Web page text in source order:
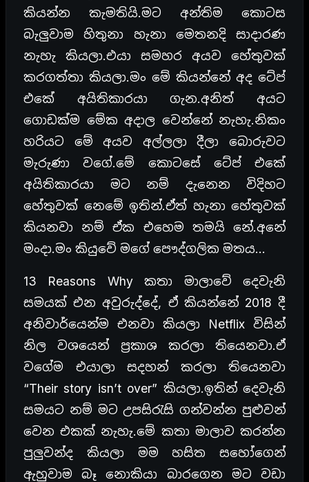
කියන්න කැමතියි.මට අන්තිම කොටස
බැලුවාම හිතුනා හැනා මෙතනදි සාදාරණ
නැහැ කියලා.එයා සමහර අයව හේතුවක්
කරගත්තා කියලා.මං මේ කියන්නේ අද ටේප්
එකේ අයිතිකාරයා ගැන.අනිත් අයට
ගොඩක්ම මේක අදාල වෙන්නේ නැහැ.නිකං
හරියට මේ අයව අල්ලලා දීලා බොරුවට
මැරුණා වගේ.මේ කොටසේ ටේප් එකේ
අයිතිකාරයා මට නම් දැනෙන විදිහට
හේතුවක් නෙමේ ඉතින්.ඒත් හැනා හේතුවක්
කියනවා නම් ඒක එහෙම තමයි නේ.අනේ
මංදා.මං කියුවේ මගේ පෞද්ගලික මතය…
13 Reasons Why කතා මාලාවේ දෙවැනි
සමයක් එන අවුරුද්දේ, ඒ කියන්නේ 2018 දී
අනිවාර්යෙන්ම එනවා කියලා Netflix විසින්
නිල වශයෙන් ප්‍රකාශ කරලා තියෙනවා.ඒ
වගේම එයාලා සදහන් කරලා තියෙනවා
“Their story isn’t over” කියලා.ඉතින් දෙවැනි
සමයට නම් මට උපසිරැසි ගන්වන්න පුළුවන්
වෙන එකක් නැහැ.මේ කතා මාලාව කරන්න
පුලුවන්ද කියලා මම හසිත සහෝගෙන්
ඇහුවාම බෑ නොකියා බාරගෙන මට වඩා